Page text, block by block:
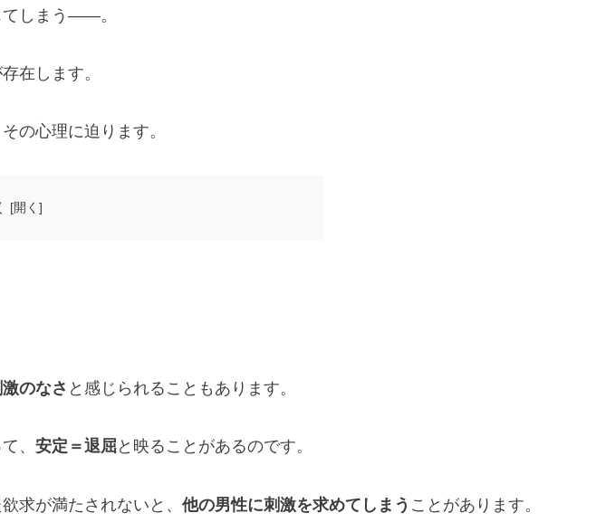
てしまう――。
在します。
の心理に迫ります。
のなさ と感じられることもあります。
、 安定＝退屈と映ることがあるのです。
求が満たされないと、 他の男性に刺激を求めてしまう ことがあります。